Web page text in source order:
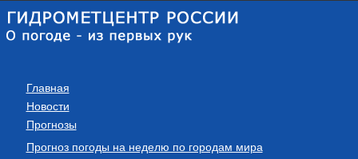
Главная
Новости
Прогнозы
Прогноз погоды на неделю по городам мира